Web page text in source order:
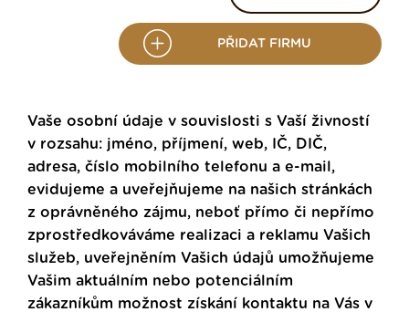
PŘIDAT FIRMU
Vaše osobní údaje v souvislosti s Vaší živností
v rozsahu: jméno, příjmení, web, IČ, DIČ,
adresa, číslo mobilního telefonu a e-mail,
evidujeme a uveřejňujeme na našich stránkách
z oprávněného zájmu, neboť přímo či nepřímo
zprostředkováváme realizaci a reklamu Vašich
služeb, uveřejněním Vašich údajů umožňujeme
Vašim aktuálním nebo potenciálním
zákazníkům možnost získání kontaktu na Vás v